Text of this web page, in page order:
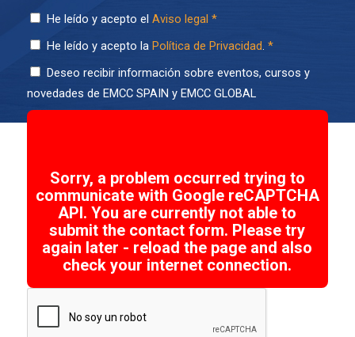
He leído y acepto el Aviso legal *
He leído y acepto la Política de Privacidad. *
Deseo recibir información sobre eventos, cursos y
novedades de EMCC SPAIN y EMCC GLOBAL
Sorry, a problem occurred trying to
communicate with Google reCAPTCHA
API. You are currently not able to
submit the contact form. Please try
again later - reload the page and also
check your internet connection.